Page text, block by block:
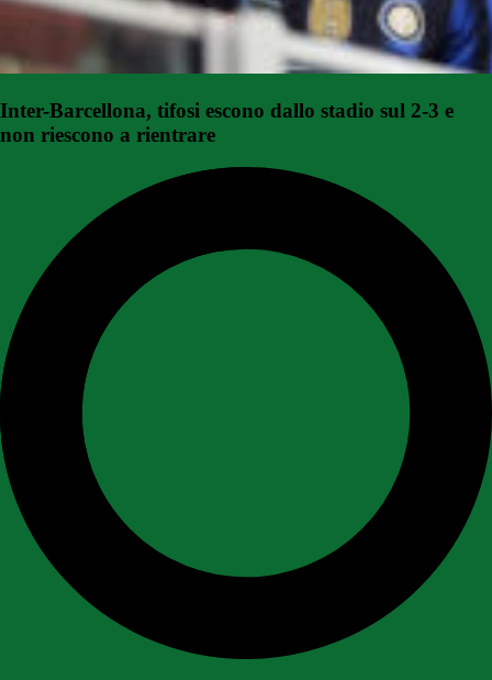
Inter-Barcellona, tifosi escono dallo stadio sul 2-3 e
non riescono a rientrare